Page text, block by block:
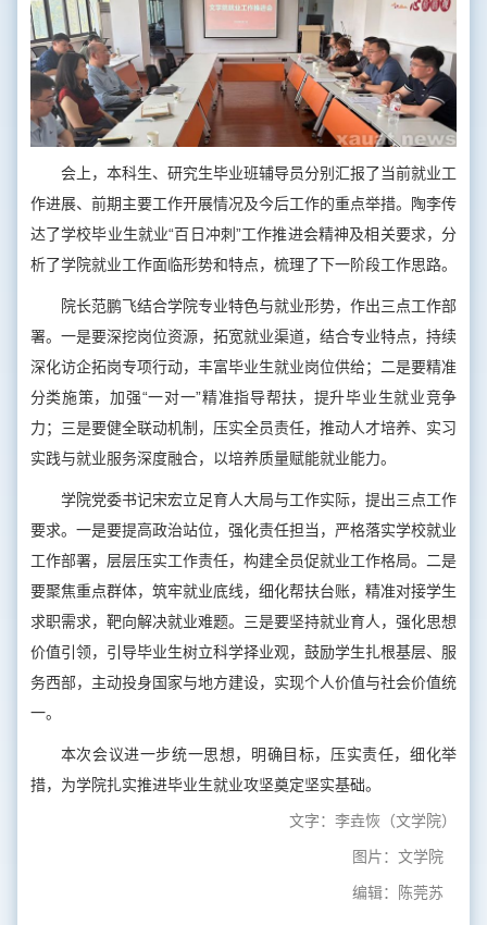
会上，本科生、研究生毕业班辅导员分别汇报了当前就业工
作进展、前期主要工作开展情况及今后工作的重点举措。陶李传
达了学校毕业生就业“百日冲刺”工作推进会精神及相关要求，分
析了学院就业工作面临形势和特点，梳理了下一阶段工作思路。
院长范鹏飞结合学院专业特色与就业形势，作出三点工作部
署。一是要深挖岗位资源，拓宽就业渠道，结合专业特点，持续
深化访企拓岗专项行动，丰富毕业生就业岗位供给；二是要精准
分类施策，加强“一对一”精准指导帮扶，提升毕业生就业竞争
力；三是要健全联动机制，压实全员责任，推动人才培养、实习
实践与就业服务深度融合，以培养质量赋能就业能力。
学院党委书记宋宏立足育人大局与工作实际，提出三点工作
要求。一是要提高政治站位，强化责任担当，严格落实学校就业
工作部署，层层压实工作责任，构建全员促就业工作格局。二是
要聚焦重点群体，筑牢就业底线，细化帮扶台账，精准对接学生
求职需求，靶向解决就业难题。三是要坚持就业育人，强化思想
价值引领，引导毕业生树立科学择业观，鼓励学生扎根基层、服
务西部，主动投身国家与地方建设，实现个人价值与社会价值统
一。
本次会议进一步统一思想，明确目标，压实责任，细化举
措，为学院扎实推进毕业生就业攻坚奠定坚实基础。
文字：李垚恢（文学院）
图片：文学院
编辑：陈莞苏